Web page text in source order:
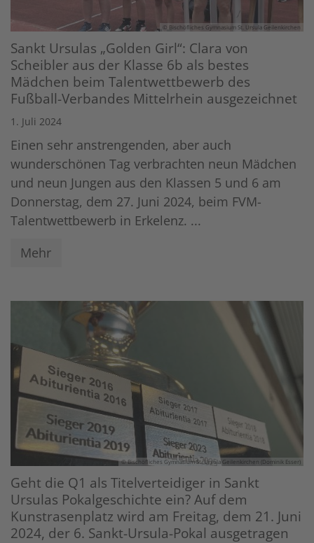
© Bischöfliches Gymnasium St. Ursula Geilenkirchen
Sankt Ursulas „Golden Girl“: Clara von
Scheibler aus der Klasse 6b als bestes
Mädchen beim Talentwettbewerb des
Fußball-Verbandes Mittelrhein ausgezeichnet
1. Juli 2024
Einen sehr anstrengenden, aber auch
wunderschönen Tag verbrachten neun Mädchen
und neun Jungen aus den Klassen 5 und 6 am
Donnerstag, dem 27. Juni 2024, beim FVM-
Talentwettbewerb in Erkelenz. ...
Mehr
© Bischöfliches Gymnasium St. Ursula Geilenkirchen (Dominik Esser)
Geht die Q1 als Titelverteidiger in Sankt
Ursulas Pokalgeschichte ein? Auf dem
Kunstrasenplatz wird am Freitag, dem 21. Juni
2024, der 6. Sankt-Ursula-Pokal ausgetragen